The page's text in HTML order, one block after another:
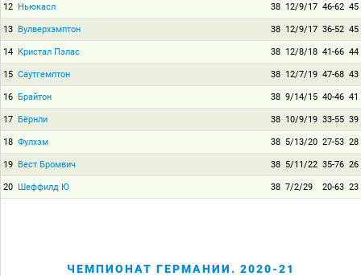
12 Ньюкасл 38 12/9/17 46-62 45
13 Вулверхэмптон 38 12/9/17 36-52 45
14 Кристал Пэлас 38 12/8/18 41-66 44
15 Саутгемптон 38 12/7/19 47-68 43
16 Брайтон 38 9/14/15 40-46 41
17 Бёрнли 38 10/9/19 33-55 39
18 Фулхэм 38 5/13/20 27-53 28
19 Вест Бромвич 38 5/11/22 35-76 26
20 Шеффилд Ю 38 7/2/29 20-63 23
ЧЕМПИОНАТ ГЕРМАНИИ. 2020-21